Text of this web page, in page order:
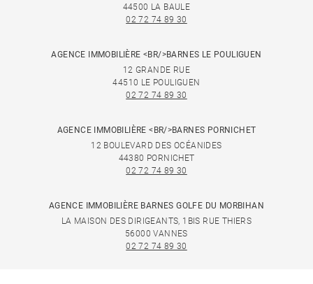
44500 LA BAULE
02 72 74 89 30
AGENCE IMMOBILIÈRE <BR/>BARNES LE POULIGUEN
12 GRANDE RUE
44510 LE POULIGUEN
02 72 74 89 30
AGENCE IMMOBILIÈRE <BR/>BARNES PORNICHET
12 BOULEVARD DES OCÉANIDES
44380 PORNICHET
02 72 74 89 30
AGENCE IMMOBILIÈRE BARNES GOLFE DU MORBIHAN
LA MAISON DES DIRIGEANTS, 1BIS RUE THIERS
56000 VANNES
02 72 74 89 30